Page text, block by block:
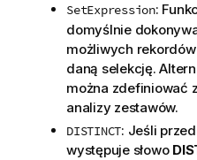
c
j
a
SetExpression:
domyślnie
możliwych
daną selekcję.
można zdefiniować
analizy zestawów.
DISTINCT: Jeśli
występuje słowo